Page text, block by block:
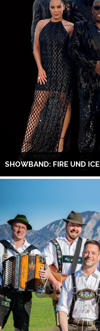
SHOWBAND: FIRE UND ICE